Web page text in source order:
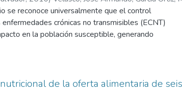
generales, las cafeterías escolares tenían un
nutricional, se encontró que el 66.8% estaba
problema nutricional era el sobrepeso y
también se observó que la prevalencia de
lo cual es una cifra demasiada alta para
se reconoce universalmente que el control
crónicas no transmisibles (ECNT)
en la población susceptible, generando
el sistema nacional de salud y reduciendo la
riesgo. En el caso particular de los procesos de
mujeres en etapa menopaúsica, el control de los
dichas afecciones y evitar casos severos como la
de la oferta alimentaria de